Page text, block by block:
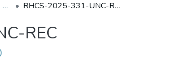
Edición 001/2025 del 26 de mayo de 2025 RHCS-2025-331-UNC-REC
REC